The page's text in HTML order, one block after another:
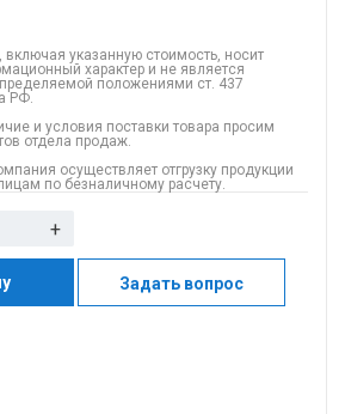
указанную стоимость, носит
характер и не является
положениями ст. 437
РФ.
и условия поставки товара просим
отдела продаж.
осуществляет отгрузку продукции
по безналичному расчету.
+
Задать вопрос